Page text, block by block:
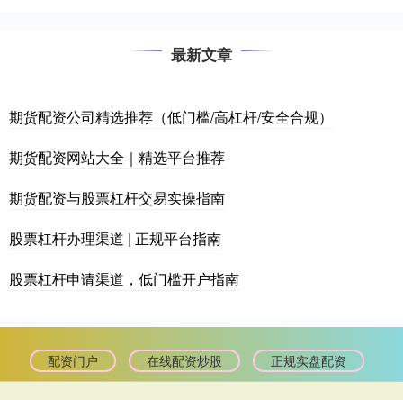
最新文章
期货配资公司精选推荐（低门槛/高杠杆/安全合规）
期货配资网站大全｜精选平台推荐
期货配资与股票杠杆交易实操指南
股票杠杆办理渠道 | 正规平台指南
股票杠杆申请渠道，低门槛开户指南
配资门户 在线配资炒股 正规实盘配资